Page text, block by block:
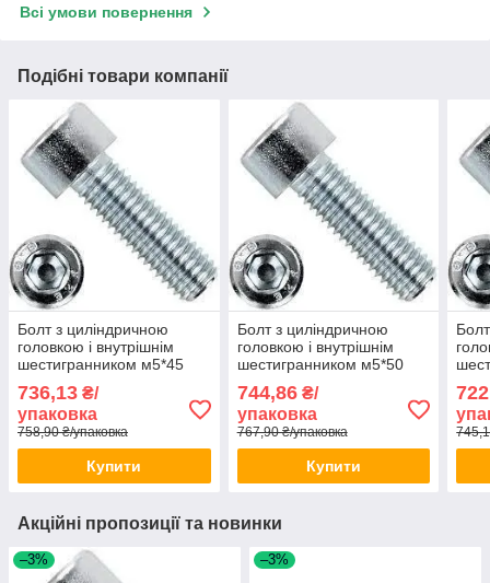
Всі умови повернення
Подібні товари компанії
Болт з циліндричною
головкою і внутрішнім
шестигранником м5*45
736,13 ₴/
упаковка
758,90 ₴/упаковка
Купити
Болт з циліндричною
головкою і внутрішнім
шестигранником м5*50
744,86₴/
упаковка
767,90 ₴/упаковка
Купити
Акційні пропозиції та новинки
–3% –3%